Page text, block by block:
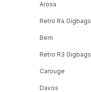
Arosa
Retro R4 Gigbags
Bern
Retro R3 Gigbags
Carouge
Davos